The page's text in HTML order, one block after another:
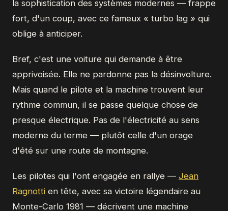
la sophistication des systèmes modernes — frappe
fort, d'un coup, avec ce fameux « turbo lag » qui
oblige à anticiper.
Bref, c'est une voiture qui demande à être
apprivoisée. Elle ne pardonne pas la désinvolture.
Mais quand le pilote et la machine trouvent leur
rythme commun, il se passe quelque chose de
presque électrique. Pas de l'électricité au sens
moderne du terme — plutôt celle d'un orage
d'été sur une route de montagne.
Les pilotes qui l'ont engagée en rallye — Jean
Ragnotti en tête, avec sa victoire légendaire au
Monte-Carlo 1981 — décrivent une machine